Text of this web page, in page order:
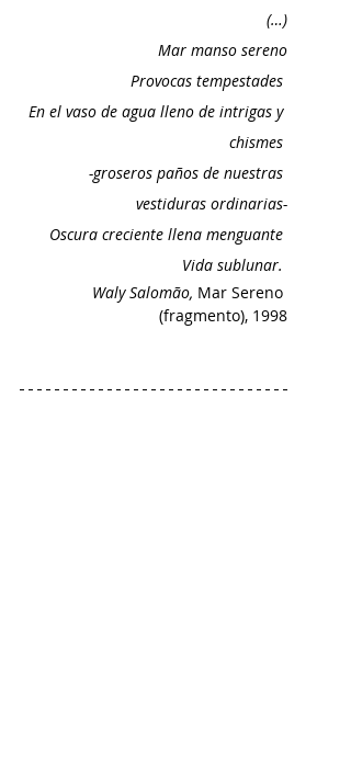
(…)
Mar manso sereno
Provocas tempestades
En el vaso de agua lleno de intrigas y
chismes
-groseros paños de nuestras
vestiduras ordinarias-
Oscura creciente llena menguante
Vida sublunar.
Waly Salomão, Mar Sereno
(fragmento), 1998